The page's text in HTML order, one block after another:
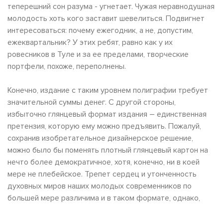
теперешний сон разума - угнетает. Чужая неравнодушная
молодость хоть кого заставит шевелиться. Подвигнет
интересоваться: почему ежегодник, а не, допустим,
ежеквартальник? У этих ребят, равно как у их
ровесников в Туле и за ее пределами, творческие
портфели, похоже, переполнены.
Конечно, издание с таким уровнем полиграфии требует
значительной суммы денег. С другой стороны,
избыточно глянцевый формат издания – единственная
претензия, которую ему можно предъявить. Пожалуй,
сохранив изобретательное дизайнерское решение,
можно было бы поменять плотный глянцевый картон на
нечто более демократичное, хотя, конечно, ни в коей
мере не плебейское. Трепет сердец и утонченность
духовных миров наших молодых современников по
большей мере различима и в таком формате, однако,